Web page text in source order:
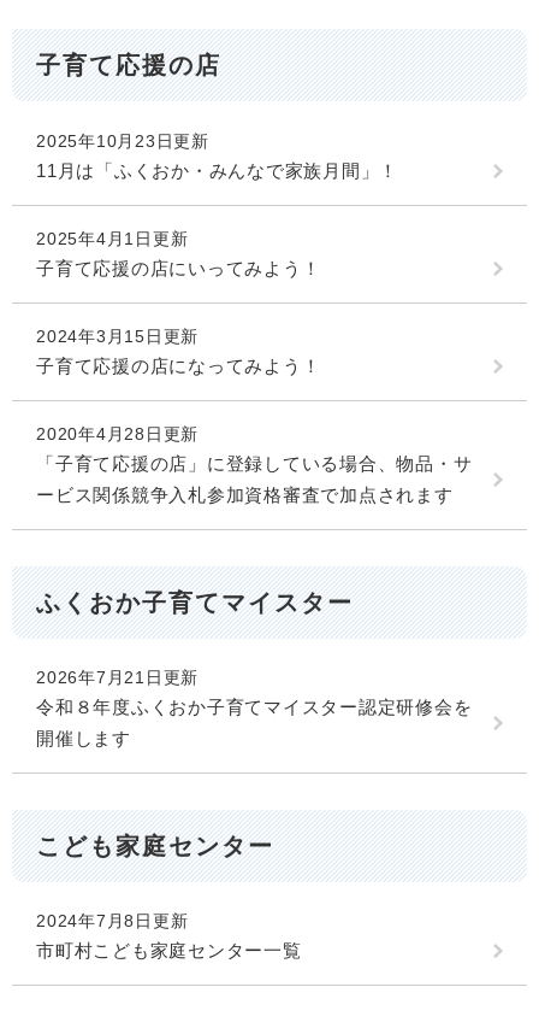
子育て応援の店
2025年10月23日更新
11月は「ふくおか・みんなで家族月間」！
2025年4月1日更新
子育て応援の店にいってみよう！
2024年3月15日更新
子育て応援の店になってみよう！
2020年4月28日更新
「子育て応援の店」に登録している場合、物品・サ
ービス関係競争入札参加資格審査で加点されます
ふくおか子育てマイスター
2026年7月21日更新
令和８年度ふくおか子育てマイスター認定研修会を
開催します
こども家庭センター
2024年7月8日更新
市町村こども家庭センター一覧